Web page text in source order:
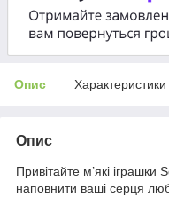
Опис Характеристики
Опис
Привітайте м’які
наповнити ваші серця